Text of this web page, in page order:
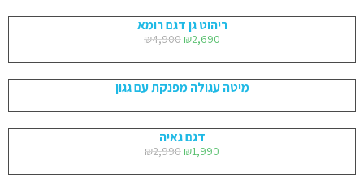
ריהוט גן דגם רומא
₪4,900 ₪2,690
מיטה עגולה מפנקת עם גגון
דגם גאיה
₪2,990 ₪1,990